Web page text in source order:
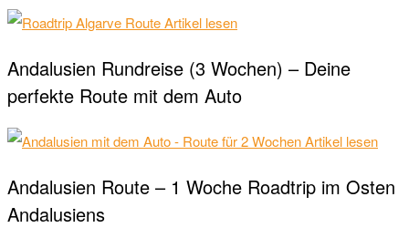
Artikel lesen
Andalusien Rundreise (3 Wochen) – Deine
perfekte Route mit dem Auto
Artikel lesen
Andalusien Route – 1 Woche Roadtrip im Osten
Andalusiens